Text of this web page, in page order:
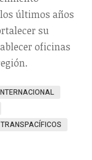
últimos años
su
oficinas